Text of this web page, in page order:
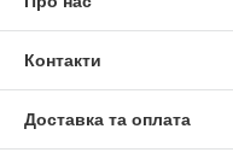
Контакти
Доставка та оплата